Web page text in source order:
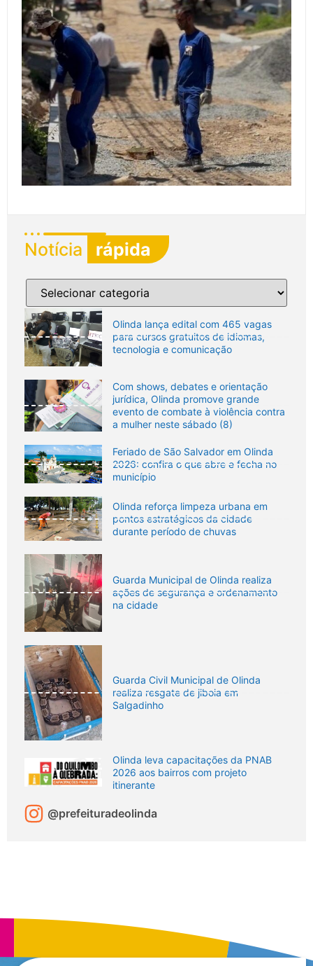
Notícia rápida
Olinda lança edital com 465 vagas
para cursos gratuitos de idiomas,
tecnologia e comunicação
Com shows, debates e orientação
jurídica, Olinda promove grande
evento de combate à violência contra
a mulher neste sábado (8)
Feriado de São Salvador em Olinda
2026: confira o que abre e fecha no
município
Olinda reforça limpeza urbana em
pontos estratégicos da cidade
durante período de chuvas
Guarda Municipal de Olinda realiza
ações de segurança e ordenamento
na cidade
Guarda Civil Municipal de Olinda
realiza resgate de jiboia em
Salgadinho
Olinda leva capacitações da PNAB
2026 aos bairros com projeto
itinerante
@prefeituradeolinda